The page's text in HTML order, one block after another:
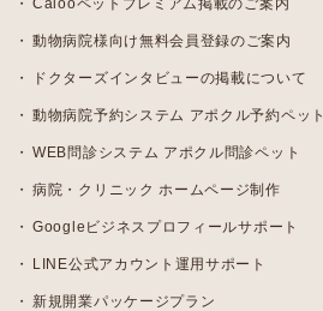
Calooペットプレミアム掲載のご案内
動物病院様向け無料会員登録のご案内
ドクターズインタビューの掲載について
動物病院予約システム アポクル予約ペット
WEB問診システム アポクル問診ペット
病院・クリニック ホームページ制作
Googleビジネスプロフィールサポート
LINE公式アカウント運用サポート
新規開業パッケージプラン